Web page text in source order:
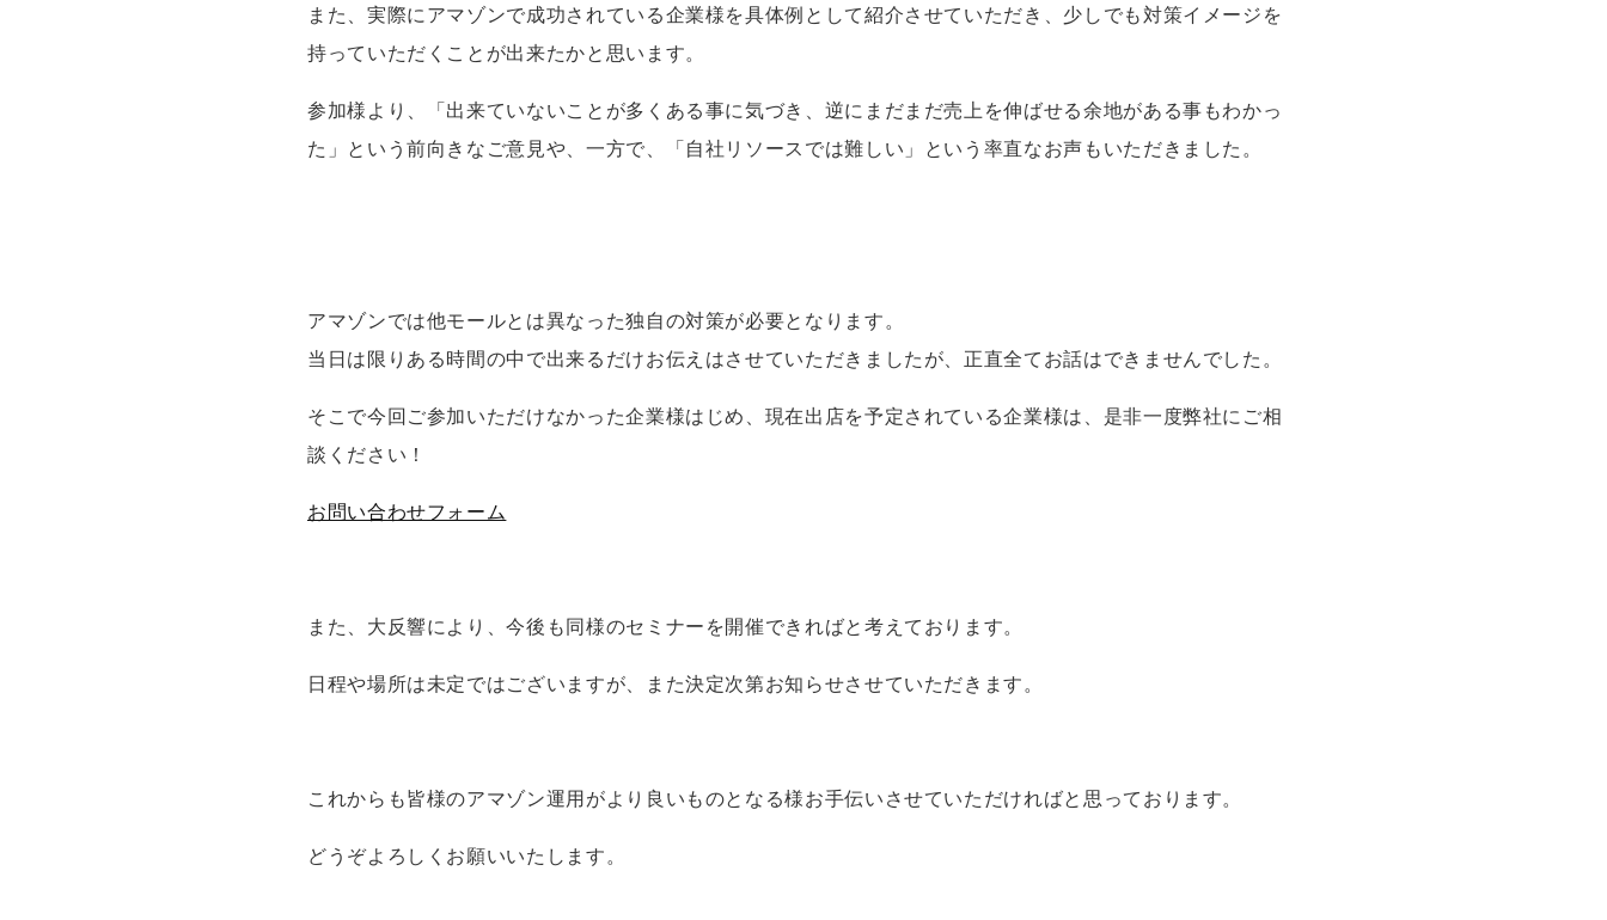
また、実際にアマゾンで成功されている企業様を具体例として紹介させていただき、少しでも対策イメージを
持っていただくことが出来たかと思います。
参加様より、「出来ていないことが多くある事に気づき、逆にまだまだ売上を伸ばせる余地がある事もわかっ
た」という前向きなご意見や、一方で、「自社リソースでは難しい」という率直なお声もいただきました。
アマゾンでは他モールとは異なった独自の対策が必要となります。
当日は限りある時間の中で出来るだけお伝えはさせていただきましたが、正直全てお話はできませんでした。
そこで今回ご参加いただけなかった企業様はじめ、現在出店を予定されている企業様は、是非一度弊社にご相
談ください！
お問い合わせフォーム
また、大反響により、今後も同様のセミナーを開催できればと考えております。
日程や場所は未定ではございますが、また決定次第お知らせさせていただきます。
これからも皆様のアマゾン運用がより良いものとなる様お手伝いさせていただければと思っております。
どうぞよろしくお願いいたします。